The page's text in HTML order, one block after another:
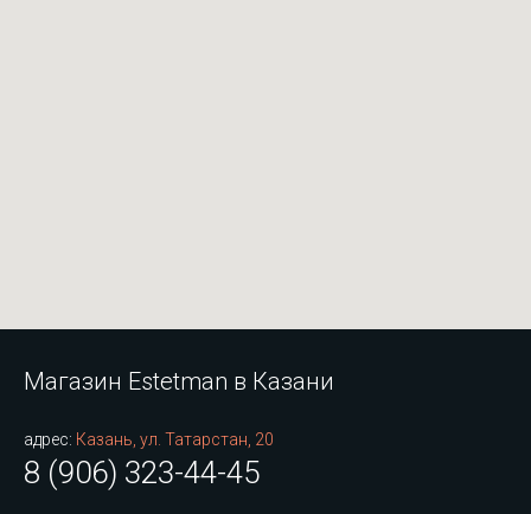
Магазин Estetman в Казани
адрес: Казань, ул. Татарстан, 20
8 (906) 323-44-45